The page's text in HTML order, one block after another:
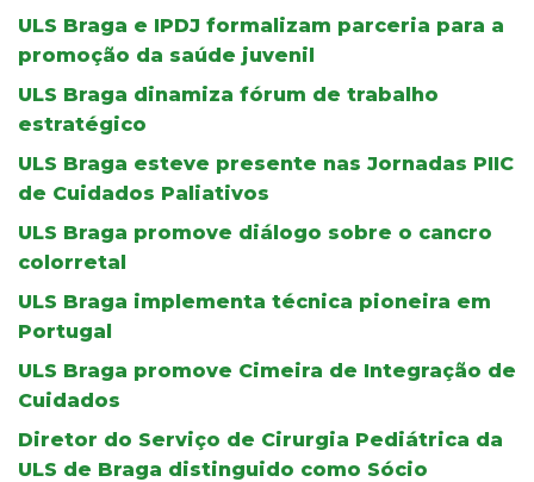
ULS Braga e IPDJ formalizam parceria para a
promoção da saúde juvenil
ULS Braga dinamiza fórum de trabalho
estratégico
ULS Braga esteve presente nas Jornadas PIIC
de Cuidados Paliativos
ULS Braga promove diálogo sobre o cancro
colorretal
ULS Braga implementa técnica pioneira em
Portugal
ULS Braga promove Cimeira de Integração de
Cuidados
Diretor do Serviço de Cirurgia Pediátrica da
ULS de Braga distinguido como Sócio